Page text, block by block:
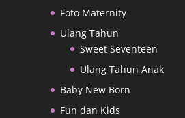
Foto Maternity
Ulang Tahun
Sweet Seventeen
Ulang Tahun Anak
Baby New Born
Fun dan Kids